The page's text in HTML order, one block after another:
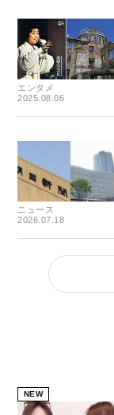
エンタメ
2025.08.06
ニュース
2026.07.18
NEW